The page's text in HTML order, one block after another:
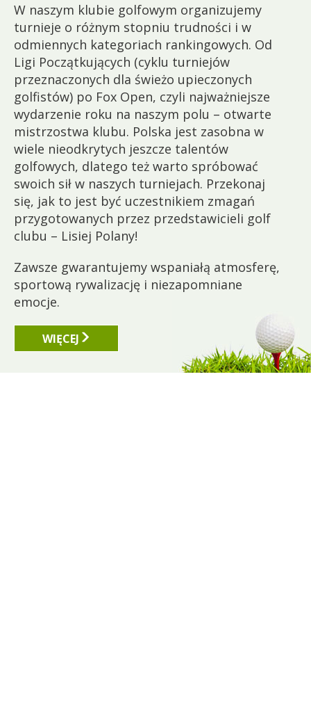
W naszym klubie golfowym organizujemy
turnieje o różnym stopniu trudności i w
odmiennych kategoriach rankingowych. Od
Ligi Początkujących (cyklu turniejów
przeznaczonych dla świeżo upieczonych
golfistów) po Fox Open, czyli najważniejsze
wydarzenie roku na naszym polu – otwarte
mistrzostwa klubu. Polska jest zasobna w
wiele nieodkrytych jeszcze talentów
golfowych, dlatego też warto spróbować
swoich sił w naszych turniejach. Przekonaj
się, jak to jest być uczestnikiem zmagań
przygotowanych przez przedstawicieli golf
clubu – Lisiej Polany!
Zawsze gwarantujemy wspaniałą atmosferę,
sportową rywalizację i niezapomniane
emocje.
WIĘCEJ